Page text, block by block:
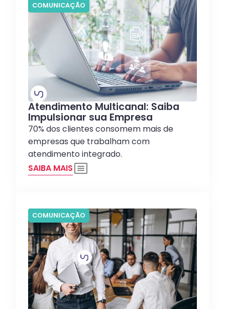
COMUNICAÇÃO
Atendimento Multicanal: Saiba
Impulsionar sua Empresa
70% dos clientes consomem mais de
empresas que trabalham com
atendimento integrado.
SAIBA MAIS
COMUNICAÇÃO